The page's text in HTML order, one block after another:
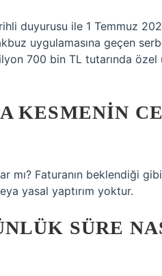
duyurusu ile 1 Temmuz
uygulamasına geçen
700 bin TL tutarında özel
KESMENIN
mı? Faturanın beklendiği
yasal yaptırım yoktur.
SÜRE